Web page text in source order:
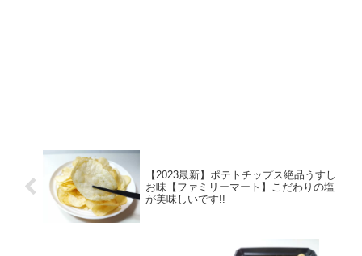
【2023最新】ポテトチップス絶品うすし
お味【ファミリーマート】こだわりの塩
が美味しいです!!